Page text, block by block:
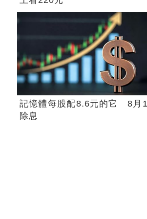
記憶體每股配8.6元的它 8月
除息